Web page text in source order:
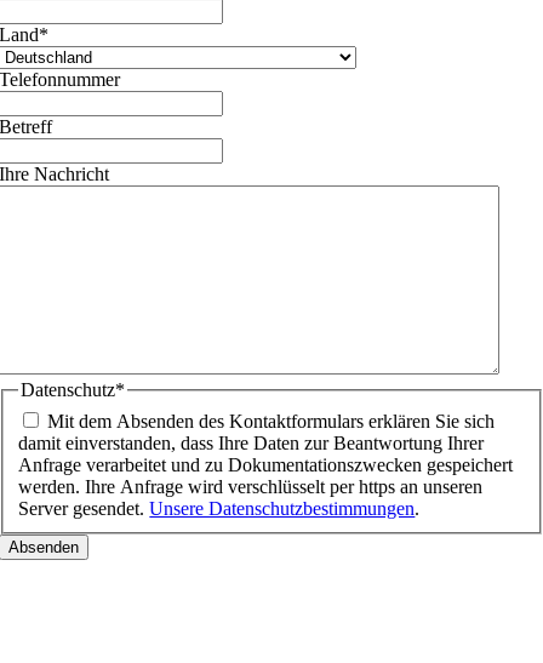
Land*
Telefonnummer
Betreff
Ihre Nachricht
Datenschutz*
Mit dem Absenden des Kontaktformulars erklären Sie sich
damit einverstanden, dass Ihre Daten zur Beantwortung Ihrer
Anfrage verarbeitet und zu Dokumentationszwecken gespeichert
werden. Ihre Anfrage wird verschlüsselt per https an unseren
Server gesendet.Unsere Datenschutzbestimmungen.